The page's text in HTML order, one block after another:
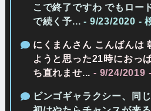
こで終了ですわ でもロー
で続く予... - 9/23/2020 -
にくまんさん こんばんは
ようと思った21時におっ
ち直れませ... - 9/24/2019
ビンゴギャラクシー、同